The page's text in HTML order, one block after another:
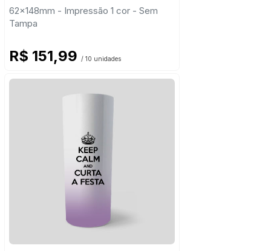
62x148mm - Impressão 1 cor - Sem
Tampa
R$ 151,99 / 10 unidades